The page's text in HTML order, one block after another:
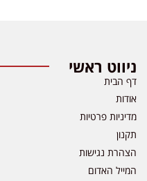
ניווט ראשי
דף הבית
אודות
מדיניות פרטיות
תקנון
הצהרת נגישות
המייל האדום